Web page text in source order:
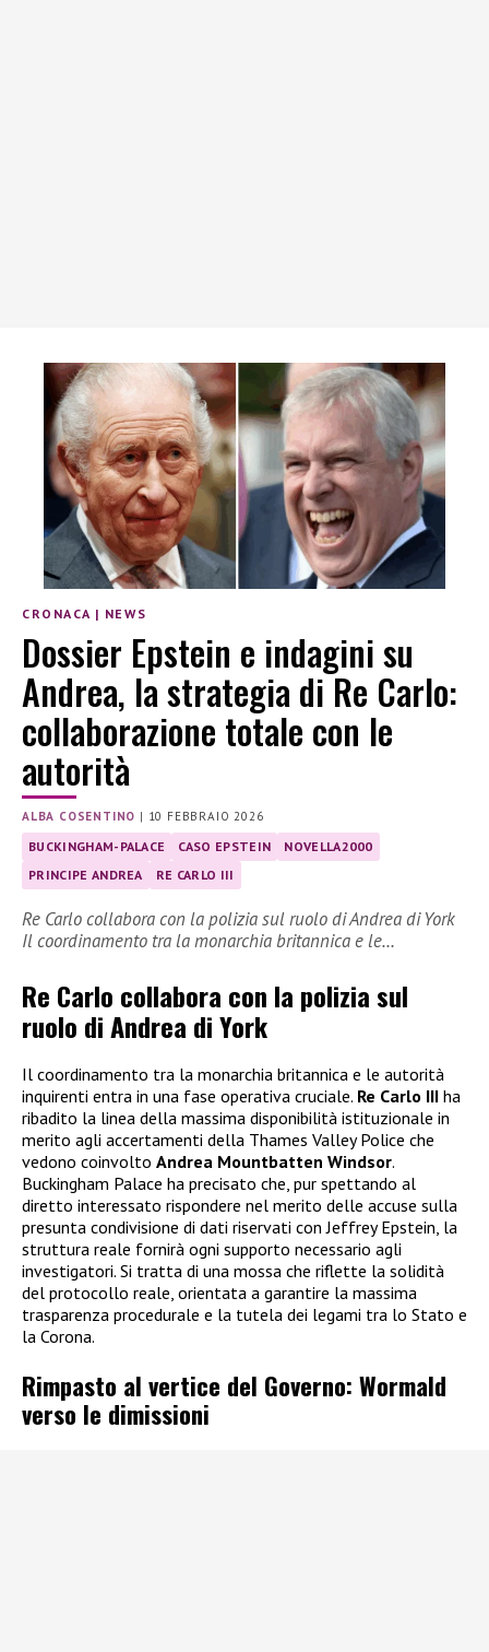
CRONACA | NEWS
Dossier Epstein e indagini su
Andrea, la strategia di Re Carlo:
collaborazione totale con le
autorità
ALBA COSENTINO | 10 FEBBRAIO 2026
BUCKINGHAM-PALACE CASO EPSTEIN
NOVELLA2000
PRINCIPE ANDREA
RE CARLO III
Re Carlo collabora con la polizia sul ruolo di Andrea di York
Il coordinamento tra la monarchia britannica e le…
Re Carlo collabora con la polizia sul
ruolo di Andrea di York
Il coordinamento tra la monarchia britannica e le autorità
inquirenti entra in una fase operativa cruciale. Re Carlo III ha
ribadito la linea della massima disponibilità istituzionale in
merito agli accertamenti della Thames Valley Police che
vedono coinvolto Andrea Mountbatten Windsor.
Buckingham Palace ha precisato che, pur spettando al
diretto interessato rispondere nel merito delle accuse sulla
presunta condivisione di dati riservati con Jeffrey Epstein, la
struttura reale fornirà ogni supporto necessario agli
investigatori. Si tratta di una mossa che riflette la solidità
del protocollo reale, orientata a garantire la massima
trasparenza procedurale e la tutela dei legami tra lo Stato e
la Corona.
Rimpasto al vertice del Governo: Wormald
verso le dimissioni